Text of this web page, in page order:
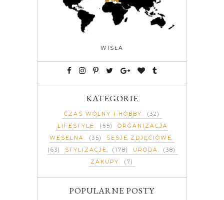
WISŁA
KATEGORIE
CZAS WOLNY I HOBBY
(32)
LIFESTYLE
(55)
ORGANIZACJA
WESELNA
(35)
SESJE ZDJĘCIOWE
(63)
STYLIZACJE (178) URODA
(38)
ZAKUPY
(7)
POPULARNE POSTY